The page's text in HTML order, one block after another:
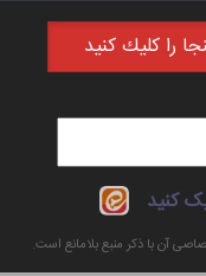
کنید
آن با ذکر منبع بلامانع است.